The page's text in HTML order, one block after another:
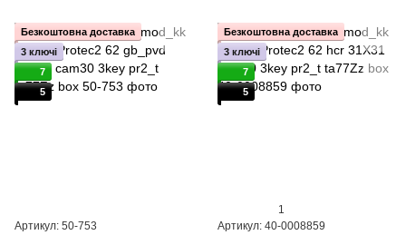
Безкоштовна доставка
3 ключі
7
5
Артикул: 50-753
Безкоштовна доставка
3 ключі
7
5
1
Артикул: 40-0008859